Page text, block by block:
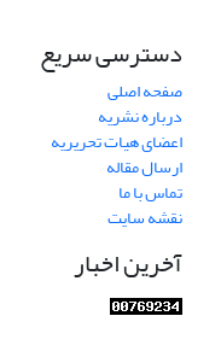
دسترسی سریع
صفحه اصلی
درباره نشریه
اعضای هیات تحریریه
ارسال مقاله
تماس با ما
نقشه سایت
آخرین اخبار